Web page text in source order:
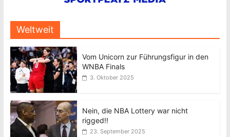
Weltweit
Vom Unicorn zur Führungsfigur in den
WNBA Finals
3. Oktober 2025
Nein, die NBA Lottery war nicht
rigged!!
23. September 2025